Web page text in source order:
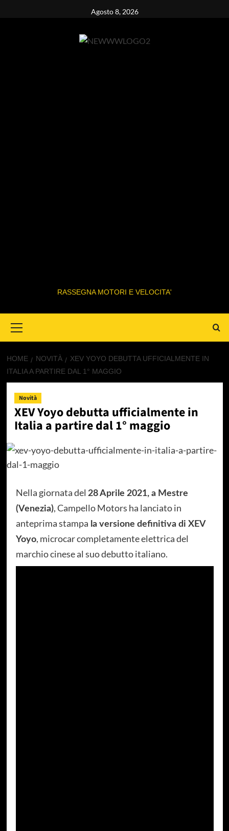
Agosto 8, 2026
RASSEGNA MOTORI E VELOCITA'
Menu
HOME NOVITÀ
XEV YOYO DEBUTTA UFFICIALMENTE IN
ITALIA A PARTIRE DAL 1° MAGGIO
Novità
XEV Yoyo debutta ufficialmente in
Italia a partire dal 1° maggio
Nella giornata del 28 Aprile 2021, a Mestre
(Venezia), Campello Motors ha lanciato in
anteprima stampa la versione definitiva di XEV
Yoyo, microcar completamente elettrica del
marchio cinese al suo debutto italiano.